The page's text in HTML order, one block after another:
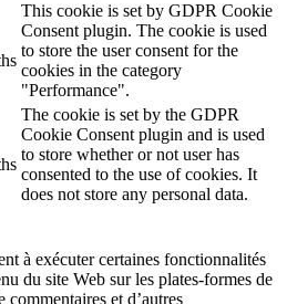
This cookie is set by GDPR Cookie
Consent plugin. The cookie is used
to store the user consent for the
cookies in the category
"Performance".
The cookie is set by the GDPR
Cookie Consent plugin and is used
to store whether or not user has
consented to the use of cookies. It
does not store any personal data.
à exécuter certaines fonctionnalités
du site Web sur les plates-formes de
et d’autres